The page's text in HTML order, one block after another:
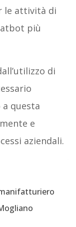
le attività di
più
di
questa
e
aziendali.